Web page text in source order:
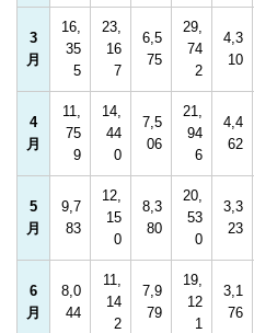
3
月
16,
35
5
23,
16
7
6,5
75
29,
74
2
4,3
10
4
月
11,
75
9
14,
44
0
7,5
06
21,
94
6
4,4
62
5
月
9,7
83
12,
15
0
8,3
80
20,
53
0
3,3
23
6
月
8,0
44
11,
14
2
7,9
79
19,
12
1
3,1
76